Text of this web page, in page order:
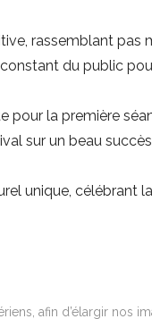
rassemblant
du public
pour la première
sur un beau
unique, célébrant la
afin d’élargir nos